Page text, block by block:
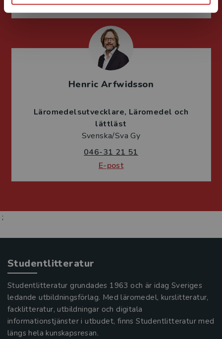
E-post
Henric Arfwidsson
Läromedelsutvecklare Läromedel och
lättläst
Svenska/Sva Gy
046-31 21 51
E-post
;
Studentlitteratur
Studentlitteratur grundades 1963 och är idag Sveriges
ledande utbildningsförlag. Med läromedel, kurslitteratur,
facklitteratur, utbildningar och digitala
informationstjänster i utbudet, finns Studentlitteratur med
längs hela kunskapsresan.